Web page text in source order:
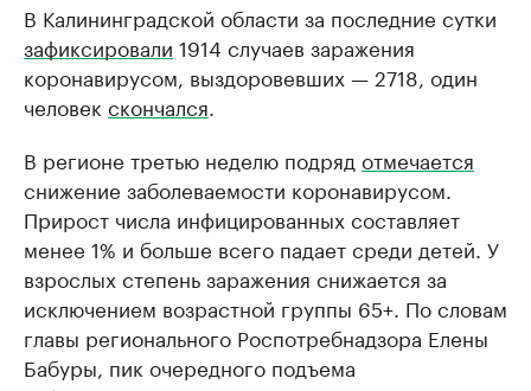
В Калининградской области за последние сутки
зафиксировали 1914 случаев заражения
коронавирусом, выздоровевших — 2718, один
человек скончался
В регионе третью неделю подряд отмечается
снижение заболеваемости коронавирусом.
Прирост числа инфицированных составляет
менее 1% и больше всего падает среди детей. У
взрослых степень заражения снижается за
исключением возрастной группы 65+. По словам
главы регионального Роспотребнадзора Елены
Бабуры, пик очередного подъема